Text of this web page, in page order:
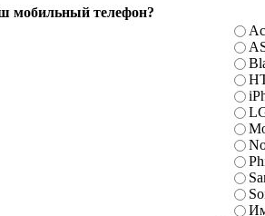
мобильный телефон?